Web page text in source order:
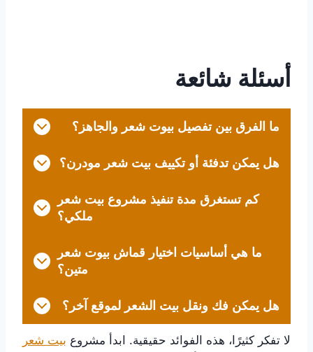
أسئلة شائعة
ما الفرق بين تفصيل بيوت شعر والجاهز؟
هل يمكن تدفئة أو تكييف بيت شعر مودرن؟
كم تستغرق مدة تنفيذ مشروع بيت شعر
ملكي؟
ما هي أساسيات اختيار قماش بيوت شعر
متين؟
هل يمكن فك ونقل بيت الشعر لموقع آخر؟
لا تفكر كثيرًا، هذه الفوائد حقيقية. ابدأ مشروع بيت شعر